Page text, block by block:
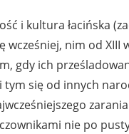
i kultura łacińska
wcześniej, nim od XIII
gdy ich
tym się od innych
nie po